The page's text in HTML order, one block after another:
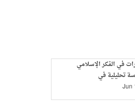
في الفكر الإسلامي
دراسة تحليلية في
Jun